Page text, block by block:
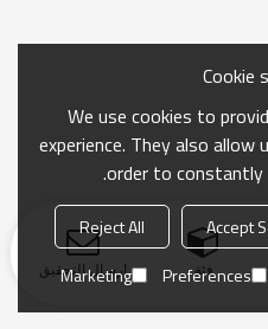
فئة ارسال التحقيق
Cookie
We use cookies to
experience. They also allow
order to constantly
Accept
Reject All
Preferences
Marketing